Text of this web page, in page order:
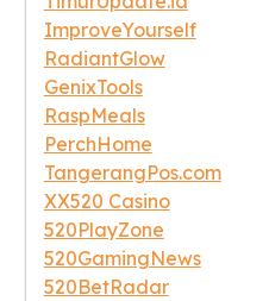
ImproveYourself
RadiantGlow
GenixTools
RaspMeals
PerchHome
TangerangPos.com
XX520 Casino
520PlayZone
520GamingNews
520BetRadar